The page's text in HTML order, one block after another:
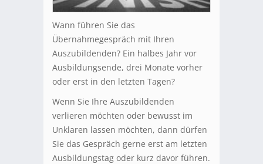
Wann führen Sie das
Übernahmegespräch mit Ihren
Auszubildenden? Ein halbes Jahr vor
Ausbildungsende, drei Monate vorher
oder erst in den letzten Tagen?
Wenn Sie Ihre Auszubildenden
verlieren möchten oder bewusst im
Unklaren lassen möchten, dann dürfen
Sie das Gespräch gerne erst am letzten
Ausbildungstag oder kurz davor führen.